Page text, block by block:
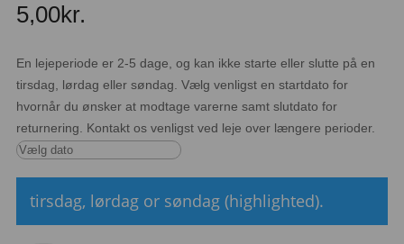
5,00kr.
En lejeperiode er 2-5 dage, og kan ikke starte eller slutte på en
tirsdag, lørdag eller søndag. Vælg venligst en startdato for
hvornår du ønsker at modtage varerne samt slutdato for
returnering. Kontakt os venligst ved leje over længere perioder.
tirsdag, lørdag or søndag (highlighted).